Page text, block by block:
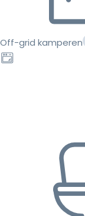
Off-grid kamperen